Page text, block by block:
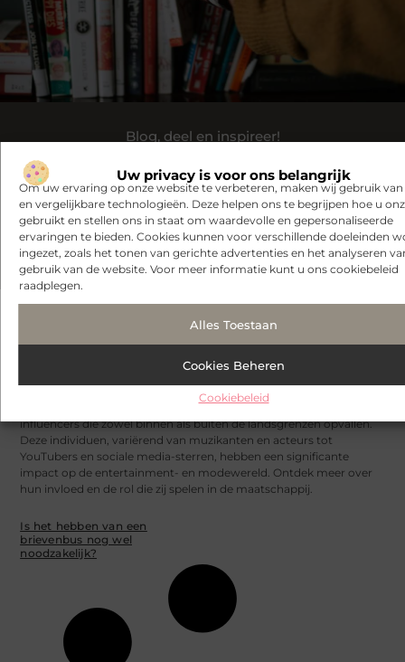
Uw privacy is voor ons belangrijk
Om uw ervaring op onze website te verbeteren, maken wij gebruik van
en vergelijkbare technologieën. Deze helpen ons te begrijpen hoe u
gebruikt en stellen ons in staat om waardevolle en gepersonaliseerde
ervaringen te bieden. Cookies kunnen voor verschillende doeleinden
ingezet, zoals het tonen van gerichte advertenties en het analyseren
gebruik van de website. Voor meer informatie kunt u ons cookiebeleid
raadplegen.
Alles Toestaan
Cookies Beheren
Cookiebeleid
Blog, deel en inspireer!
Ons platform is dé plek voor schrijvers en lezers. Registreer
vandaag en maak deel uit van een groeiende blogcommunity.
Registreer nu Praat met ons
Beroemde mensen en hun
onvergetelijke erfenis.
Nederland beschikt over een diverse groep beroemdheden en
influencers die zowel binnen als buiten de landsgrenzen opvallen.
Deze individuen, variërend van muzikanten en acteurs tot
YouTubers en sociale media-sterren, hebben een significante
impact op de entertainment- en modewereld. Ontdek meer over
hun invloed en de rol die zij spelen in de maatschappij.
Is het hebben van een
brievenbus nog wel
noodzakelijk?